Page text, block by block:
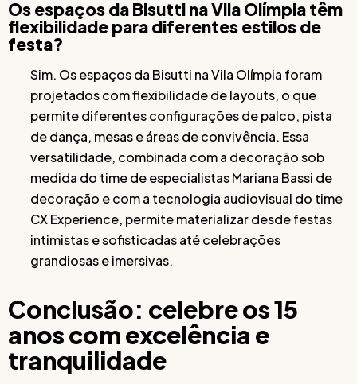
Os espaços da Bisutti na Vila Olímpia têm
flexibilidade para diferentes estilos de
festa?
Sim. Os espaços da Bisutti na Vila Olímpia foram
projetados com flexibilidade de layouts, o que
permite diferentes configurações de palco, pista
de dança, mesas e áreas de convivência. Essa
versatilidade, combinada com a decoração sob
medida do time de especialistas Mariana Bassi de
decoração e com a tecnologia audiovisual do time
CX Experience, permite materializar desde festas
intimistas e sofisticadas até celebrações
grandiosas e imersivas.
Conclusão: celebre os 15
anos com excelência e
tranquilidade